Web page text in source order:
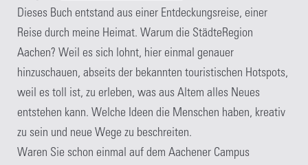
Aachen
&
Umgebung
Menge
Dieses Buch entstand aus einer Entdeckungsreise, einer
Reise durch meine Heimat. Warum die StädteRegion
Aachen? Weil es sich lohnt, hier einmal genauer
hinzuschauen, abseits der bekannten touristischen Hotspots,
weil es toll ist, zu erleben, was aus Altem alles Neues
entstehen kann. Welche Ideen die Menschen haben, kreativ
zu sein und neue Wege zu beschreiten.
Waren Sie schon einmal auf dem Aachener Campus